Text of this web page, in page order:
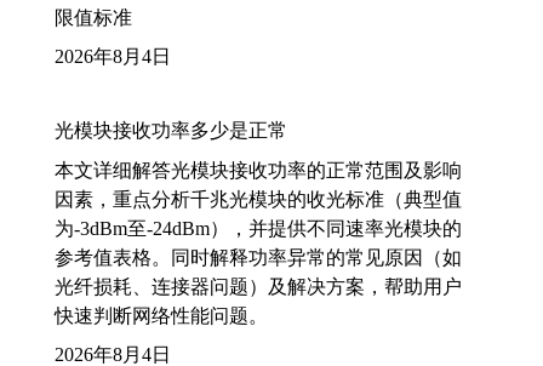
限值标准
2026年8月4日
光模块接收功率多少是正常
本文详细解答光模块接收功率的正常范围及影响
因素，重点分析千兆光模块的收光标准（典型值
为-3dBm至-24dBm），并提供不同速率光模块的
参考值表格。同时解释功率异常的常见原因（如
光纤损耗、连接器问题）及解决方案，帮助用户
快速判断网络性能问题。
2026年8月4日